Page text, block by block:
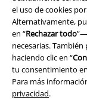
el uso de cookies
Alternativamente,
en “Rechazar todo
necesarias.
haciendo clic en “
tu consentimiento
Para más
privacidad.